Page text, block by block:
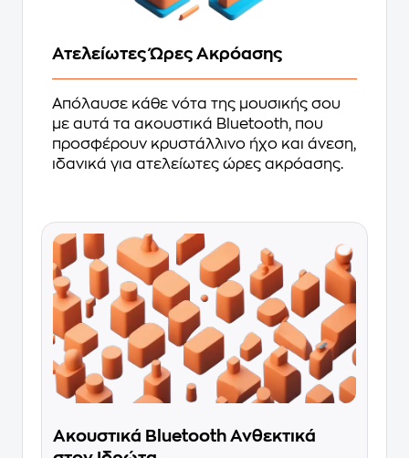
Ατελείωτες Ώρες Ακρόασης
Απόλαυσε κάθε νότα της μουσικής σου
με αυτά τα ακουστικά Bluetooth, που
προσφέρουν κρυστάλλινο ήχο και άνεση,
ιδανικά για ατελείωτες ώρες ακρόασης.
Ακουστικά Bluetooth Ανθεκτικά